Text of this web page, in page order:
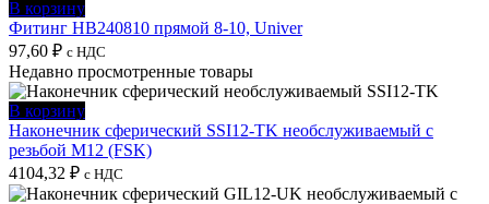
В корзину
Фитинг HB240810 прямой 8-10, Univer
97,60 ₽ с НДС
Недавно просмотренные товары
В корзину
Наконечник сферический SSI12-TK необслуживаемый с
резьбой M12 (FSK)
4104,32 ₽ с НДС